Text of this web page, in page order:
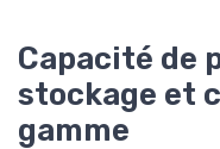
Capacité de
stockage et
gamme